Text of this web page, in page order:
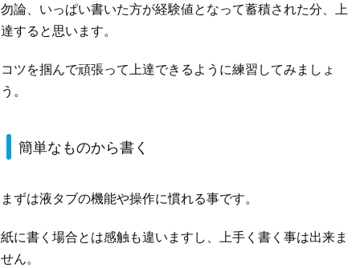
勿論、いっぱい書いた方が経験値となって蓄積された分、上
達すると思います。
コツを掴んで頑張って上達できるように練習してみましょ
う。
簡単なものから書く
まずは液タブの機能や操作に慣れる事です。
紙に書く場合とは感触も違いますし、上手く書く事は出来ま
せん。